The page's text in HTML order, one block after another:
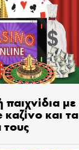
με
και τα
τους